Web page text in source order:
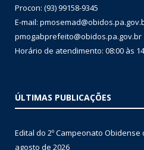
Procon: (93) 99158-9345
E-mail:
pmogabprefeito@obidos.pa.gov.br
Horário de atendimento: 08:00 às
ÚLTIMAS PUBLICAÇÕES
Edital do 2º Campeonato Obidense
agosto de 2026